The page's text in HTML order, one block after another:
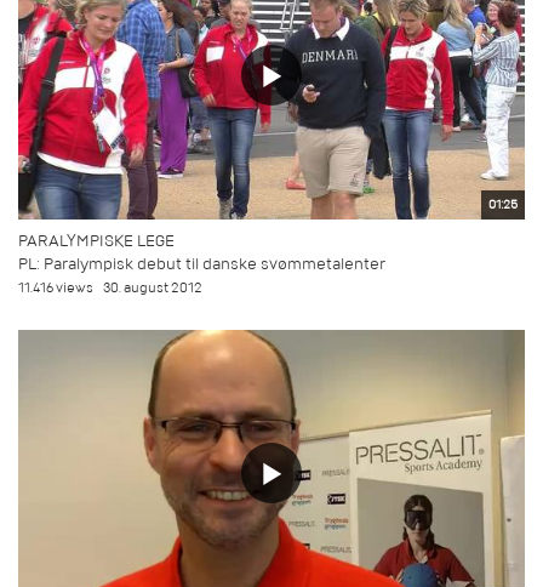
01:25
PARALYMPISKE LEGE
PL: Paralympisk debut til danske svømmetalenter
11.416 views 30. august 2012